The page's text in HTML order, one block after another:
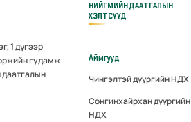
1 дүгээр
гудамж
даатгалын
НИЙГМИЙН ДААТГАЛЫН
ХЭЛТСҮҮД
Аймгууд
Чингэлтэй дүүргийн НДХ
Сонгинхайрхан дүүргийн
НДХ